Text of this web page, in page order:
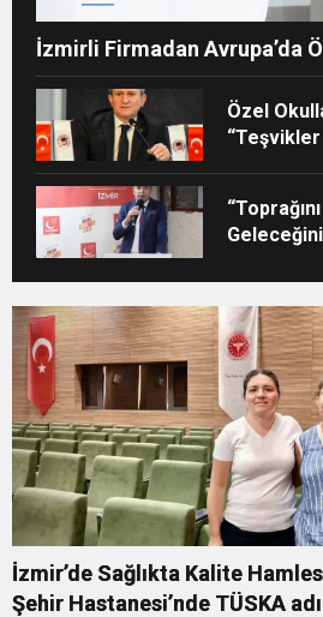
İzmirli Firmadan Avrupa’da
Özel
İzmir’de Sağlıkta Kalite
Şehir Hastanesi’nde TÜSKA